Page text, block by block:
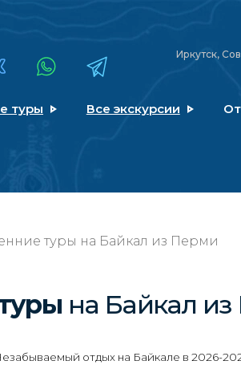
Иркутск,
туры Все экскурсии
туры на Байкал из Перми
на Байкал
отдых на Байкале в 2026-